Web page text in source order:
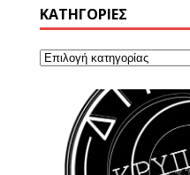
KΑΤΗΓΟΡΊΕΣ